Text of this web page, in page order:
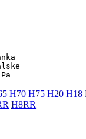
Hanka
H70 H75 H20 H18
H8RR